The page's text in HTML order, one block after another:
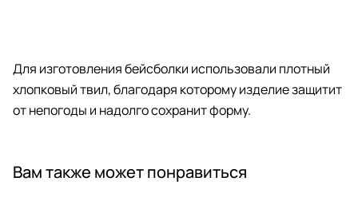
Для изготовления бейсболки использовали плотный
хлопковый твил, благодаря которому изделие защитит
от непогоды и надолго сохранит форму.
Вам также может понравиться